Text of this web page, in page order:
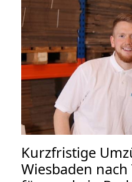
Kurzfristige
Wiesbaden